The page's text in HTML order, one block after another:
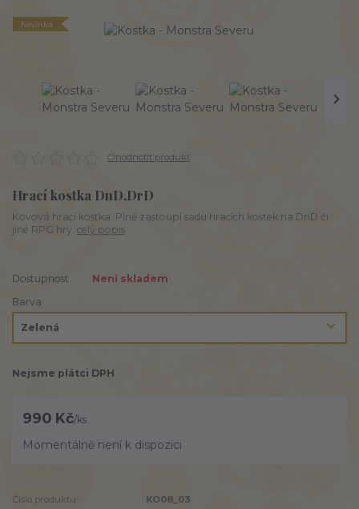
Novinka
Ohodnotit produkt
Hrací kostka DnD,DrD
Kovová hrací kostka. Plně zastoupí sadu hracích kostek na DnD či
jiné RPG hry. celý popis
Dostupnost
Není skladem
Barva
Nejsme plátci DPH
990 Kč/ks
Momentálně není k dispozici
Číslo produktu:
KO08_03